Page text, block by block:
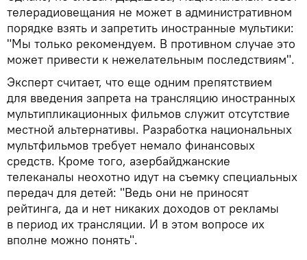
телерадиовещания не может в административном
порядке взять и запретить иностранные мультики:
"Мы только рекомендуем. В противном случае это
может привести к нежелательным последствиям".
Эксперт считает, что еще одним препятствием
для введения запрета на трансляцию иностранных
мультипликационных фильмов служит отсутствие
местной альтернативы. Разработка национальных
мультфильмов требует немало финансовых
средств. Кроме того, азербайджанские
телеканалы неохотно идут на съемку специальных
передач для детей: "Ведь они не приносят
рейтинга, да и нет никаких доходов от рекламы
в период их трансляции. И в этом вопросе их
вполне можно понять".